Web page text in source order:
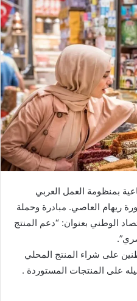
بمنظومة العمل العربي
ريهام العاصي. مبادرة وحملة
الوطني بعنوان: “دعم المنتج
على شراء المنتج المحلي
على المنتجات المستوردة .